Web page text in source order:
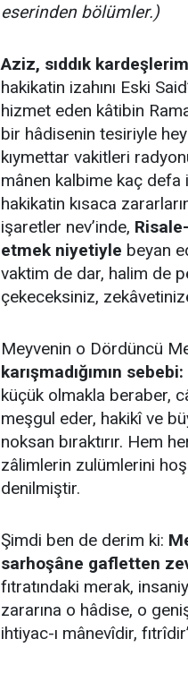
eserinden bölümler.)
Aziz, sıddık kardeşlerim
hakikatin izahını Eski
hizmet eden kâtibin
bir hâdisenin tesiriyle
kıymettar vakitleri
mânen kalbime kaç defa
hakikatin kısaca
işaretler nev’inde,
etmek niyetiyle beyan
vaktim de dar, halim de
çekeceksiniz,
Meyvenin o Dördüncü
karışmadığımın sebebi:
küçük olmakla beraber,
meşgul eder, hakikî ve
noksan bıraktırır. Hem
zâlimlerin zulümlerini
denilmiştir.
Şimdi ben de derim ki:
sarhoşâne gafletten
fıtratındaki merak,
zararına o hâdise, o
ihtiyac-ı mânevîdir,